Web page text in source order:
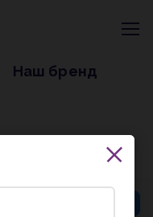
Наш бренд